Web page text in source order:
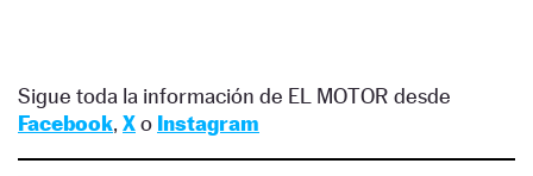
Sigue toda la información de EL MOTOR desde
Facebook, Xo Instagram